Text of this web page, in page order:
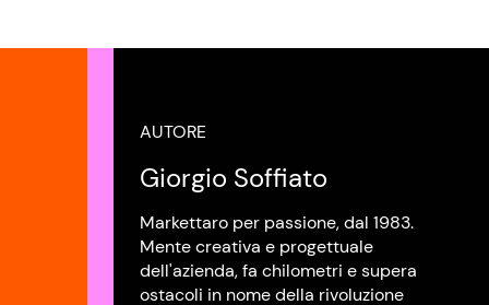
AUTORE
Giorgio Soffiato
Markettaro per passione, dal 1983.
Mente creativa e progettuale
dell'azienda, fa chilometri e supera
ostacoli in nome della rivoluzione